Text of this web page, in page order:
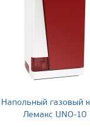
Напольный газовый
Лемакс UNO-10